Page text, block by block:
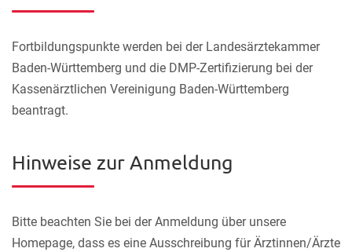
Fortbildungspunkte werden bei der Landesärztekammer
Baden-Württemberg und die DMP-Zertifizierung bei der
Kassenärztlichen Vereinigung Baden-Württemberg
beantragt.
Hinweise zur Anmeldung
Bitte beachten Sie bei der Anmeldung über unsere
Homepage, dass es eine Ausschreibung für Ärztinnen/Ärzte